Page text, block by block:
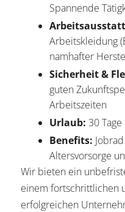
Spannende
Arbeitskleidung
namhafter
Sicherheit &
guten
Arbeitszeiten
Urlaub: 30 Tage
Benefits:
Altersvorsorge
Wir bieten ein
einem fortschrittlichen
erfolgreichen